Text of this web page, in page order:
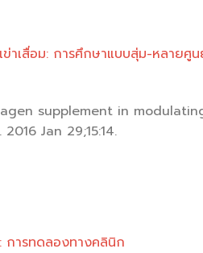
ข่าเสื่อม: การศึกษาแบบสุ่ม-หลาย
supplement in
Jan 29;15:14.
การทดลองทางคลินิก